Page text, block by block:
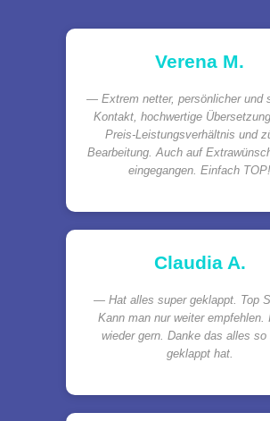
Verena M.
Extrem netter, persönlicher und
Kontakt, hochwertige
Preis-Leistungsverhältnis und
Bearbeitung. Auch auf
eingegangen. Einfach TOP!
Claudia A.
Hat alles super geklappt. Top
Kann man nur weiter empfehlen.
wieder gern. Danke das alles so
geklappt hat.